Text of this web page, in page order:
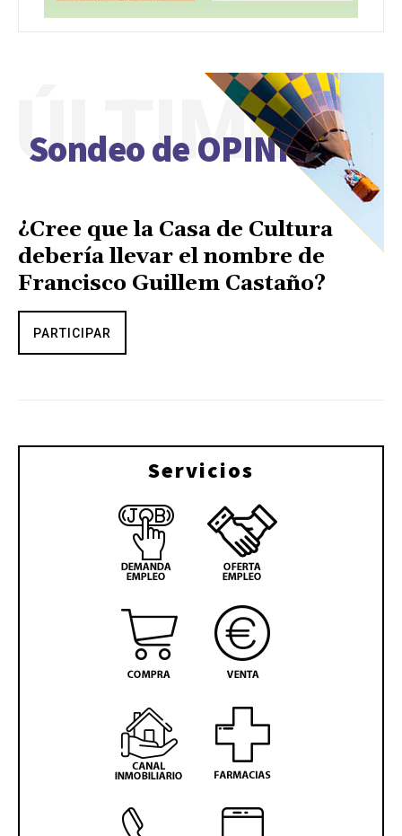
Sondeo de OPINIÓN
ÚLTIMO
¿Cree que la Casa de Cultura
debería llevar el nombre de
Francisco Guillem Castaño?
PARTICIPAR
Servicios